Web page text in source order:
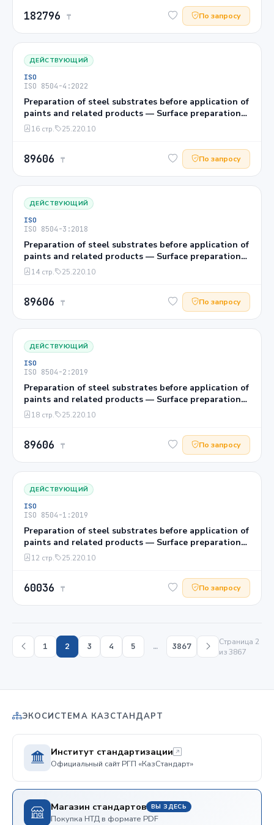
182796 ₸ По запросу
ДЕЙСТВУЮЩИЙ
ISO
ISO 8504-4:2022
Preparation of steel substrates before application of
paints and related products — Surface preparation
methods — Part 4: Acid pickling
16 стр. 25.220.10
89606 ₸ По запросу
ДЕЙСТВУЮЩИЙ
ISO
ISO 8504-3:2018
Preparation of steel substrates before application of
paints and related products — Surface preparation
methods — Part 3: Hand- and power-tool cleaning
14 стр. 25.220.10
89606 ₸ По запросу
ДЕЙСТВУЮЩИЙ
ISO
ISO 8504-2:2019
Preparation of steel substrates before application of
paints and related products — Surface preparation
methods — Part 2: Abrasive blast-cleaning
18 стр. 25.220.10
89606 ₸ По запросу
ДЕЙСТВУЮЩИЙ
ISO
ISO 8504-1:2019
Preparation of steel substrates before application of
paints and related products — Surface preparation
methods — Part 1: General principles
12 стр. 25.220.10
60036 ₸ По запросу
1 2 3 4 5 … 3867
Страница 2
из 3867
ЭКОСИСТЕМА КАЗСТАНДАРТ
Институт стандартизации
Официальный сайт РГП «КазСтандарт»
Магазин стандартов ВЫ ЗДЕСЬ
Покупка НТД в формате PDF